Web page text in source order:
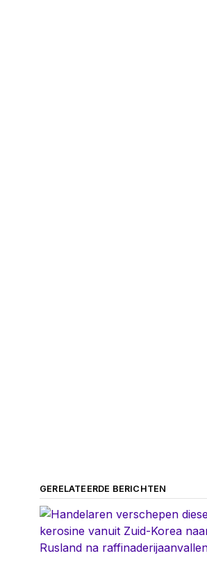
GERELATEERDE BERICHTEN